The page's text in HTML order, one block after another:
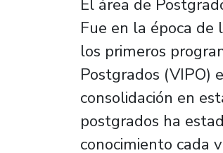
El área de
Fue en la época de
los primeros
Postgrados (VIPO)
consolidación en
postgrados ha
conocimiento cada